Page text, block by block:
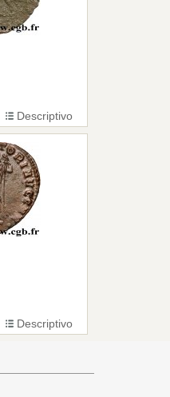
Descriptivo
Descriptivo